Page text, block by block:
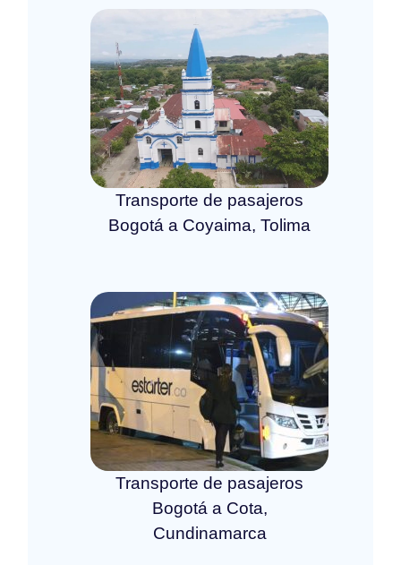
Transporte de pasajeros
Bogotá a Coyaima, Tolima
Transporte de pasajeros
Bogotá a Cota,
Cundinamarca